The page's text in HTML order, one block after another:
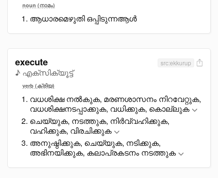
noun (നാമം)
ആധാരമെഴുതി ഒപ്പിടുന്നആൾ
execute
♪ എക്സിക്യൂട്ട്
src:ekkurup
verb (ക്രിയ)
വധശിക്ഷ നൽകുക, മരണശാസനം നിറവേറ്റുക,
വധശിക്ഷനടപ്പാക്കുക, വധിക്കുക, കൊല്ലുക
ചെയ്യുക, നടത്തുക, നിർവ്വഹിക്കുക,
വഹിക്കുക, വിരചിക്കുക
അനുഷ്ഠിക്കുക, ചെയ്യുക, നടിക്കുക,
അഭിനയിക്കുക, കലാപ്രകടനം നടത്തുക